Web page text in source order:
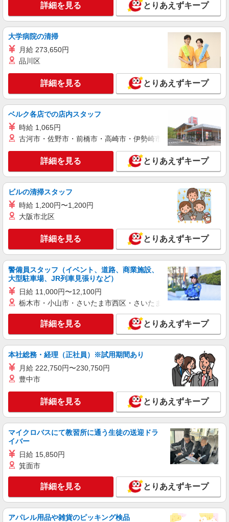
詳細を見る とりあえずキープ
大学病院の清掃
月給 273,650円
品川区
詳細を見る とりあえずキープ
ベルク各店での店内スタッフ
時給 1,065円
古河市・佐野市・前橋市・高崎市・伊勢崎市・太田市・館林市
詳細を見る とりあえずキープ
ビルの清掃スタッフ
時給 1,200円〜1,200円
大阪市北区
詳細を見る とりあえずキープ
警備員スタッフ（イベント、道路、商業施設、
大型駐車場、JR列車見張りなど）
日給 11,000円〜12,100円
栃木市・小山市・さいたま市西区・さいたま市岩槻区・久喜市・
詳細を見る とりあえずキープ
本社総務・経理（正社員）※試用期間あり
月給 222,750円〜230,750円
豊中市
詳細を見る とりあえずキープ
マイクロバスにて教習所に通う生徒の送迎ドラ
イバー
日給 15,850円
箕面市
詳細を見る とりあえずキープ
アパレル用品や雑貨のピッキング検品